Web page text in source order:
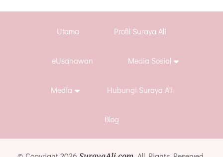
Utama Profil Suraya Ali
eUsahawan Media Sosial
Media Hubungi Suraya Ali
Blog